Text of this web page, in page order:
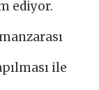
ediyor.
ile